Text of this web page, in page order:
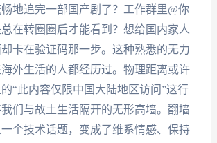
地追完一部国产剧了？工作群里@你
在转圈圈后才能看到？想给国内家人
卡在验证码那一步。这种熟悉的无力
外生活的人都经历过。物理距离或许
“此内容仅限中国大陆地区访问”这行
们与故土生活隔开的无形高墙。翻墙
个技术话题，变成了维系情感、保持